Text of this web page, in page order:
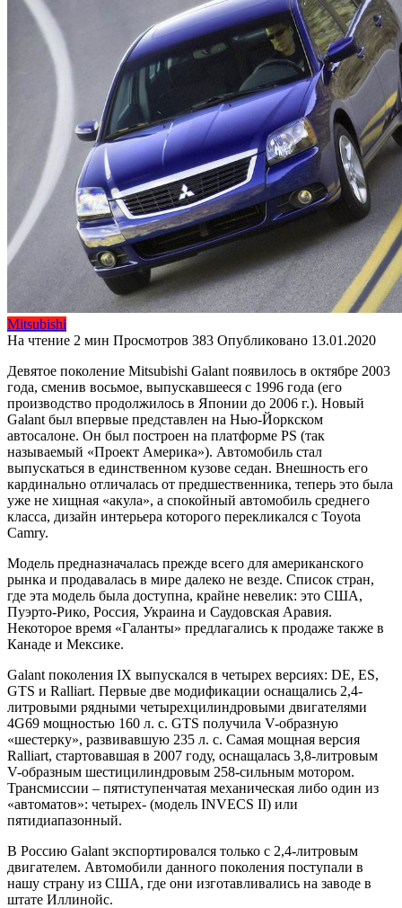
Mitsubishi
На чтение 2 мин Просмотров 383 Опубликовано 13.01.2020
Девятое поколение Mitsubishi Galant появилось в октябре 2003
года, сменив восьмое, выпускавшееся с 1996 года (его
производство продолжилось в Японии до 2006 г.). Новый
Galant был впервые представлен на Нью-Йоркском
автосалоне. Он был построен на платформе PS (так
называемый «Проект Америка»). Автомобиль стал
выпускаться в единственном кузове седан. Внешность его
кардинально отличалась от предшественника, теперь это была
уже не хищная «акула», а спокойный автомобиль среднего
класса, дизайн интерьера которого перекликался с Toyota
Camry.
Модель предназначалась прежде всего для американского
рынка и продавалась в мире далеко не везде. Список стран,
где эта модель была доступна, крайне невелик: это США,
Пуэрто-Рико, Россия, Украина и Саудовская Аравия.
Некоторое время «Галанты» предлагались к продаже также в
Канаде и Мексике.
Galant поколения IX выпускался в четырех версиях: DE, ES,
GTS и Ralliart. Первые две модификации оснащались 2,4-
литровыми рядными четырехцилиндровыми двигателями
4G69 мощностью 160 л. с. GTS получила V-образную
«шестерку», развивавшую 235 л. с. Самая мощная версия
Ralliart, стартовавшая в 2007 году, оснащалась 3,8-литровым
V-образным шестицилиндровым 258-сильным мотором.
Трансмиссии – пятиступенчатая механическая либо один из
«автоматов»: четырех- (модель INVECS II) или
пятидиапазонный.
В Россию Galant экспортировался только с 2,4-литровым
двигателем. Автомобили данного поколения поступали в
нашу страну из США, где они изготавливались на заводе в
штате Иллинойс.